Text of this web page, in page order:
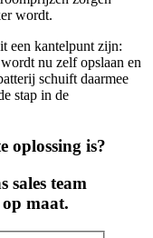
wordt.
een kantelpunt zijn:
nu zelf opslaan en
schuift daarmee
stap in de
oplossing is?
sales team
maat.